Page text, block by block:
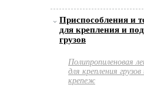
Приспособления и
для крепления и
грузов
Полипропиленовая
для крепления грузов
крепеж